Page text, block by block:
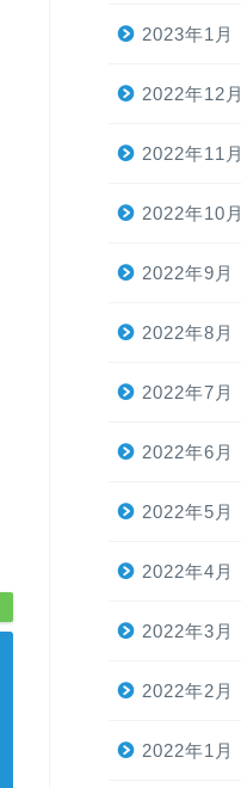
2023年1月
2022年12月
2022年11月
2022年10月
2022年9月
2022年8月
2022年7月
2022年6月
2022年5月
2022年4月
2022年3月
2022年2月
2022年1月